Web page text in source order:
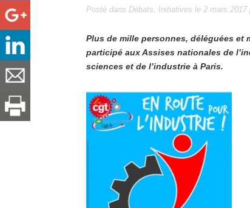
Posté dans Débats, Initiatives le 2 mars 2017
Plus de mille personnes, déléguées et
participé aux Assises nationales de
sciences et de l’industrie à Paris.